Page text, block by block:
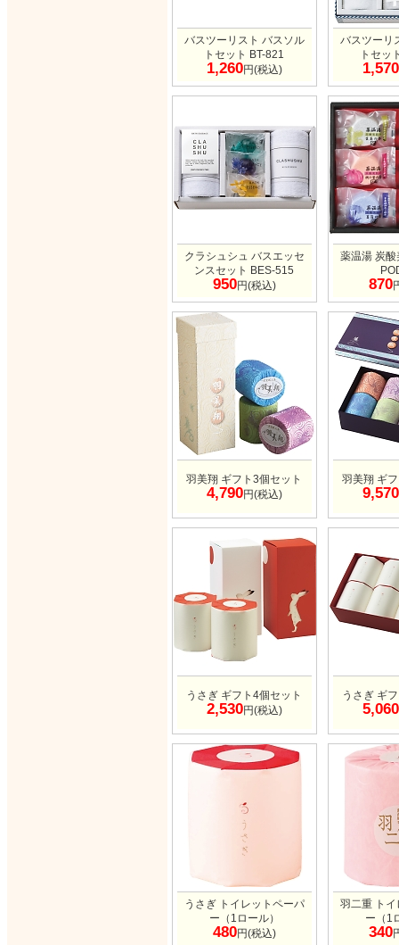
バスツーリスト バスソル
トセット BT-821
1,260円(税込)
バスツーリ
トセッ
1,570
クラシュシュ バスエッセ
ンスセット BES-515
950円(税込)
薬温湯 炭
870
羽美翔 ギフト3個セット
4,790円(税込)
羽美翔 ギ
9,570
うさぎ ギフト4個セット
2,530円(税込)
うさぎ ギ
5,060
うさぎ トイレットペーパ
ー（1ロール）
480円(税込)
羽二重 ト
ー（1
340